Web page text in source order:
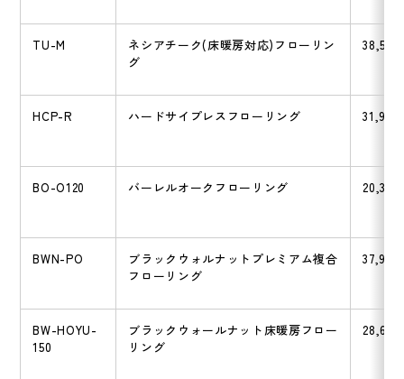
TU-M
ネシアチーク(床暖房対応)フローリン
グ
38,500
HCP-R ハードサイプレスフローリング 31,900
BO-O120 バーレルオークフローリング 20,350
BWN-PO
ブラックウォルナットプレミアム複合
フローリング
37,950
BW-HOYU-
150
ブラックウォールナット床暖房フロー
リング
28,600